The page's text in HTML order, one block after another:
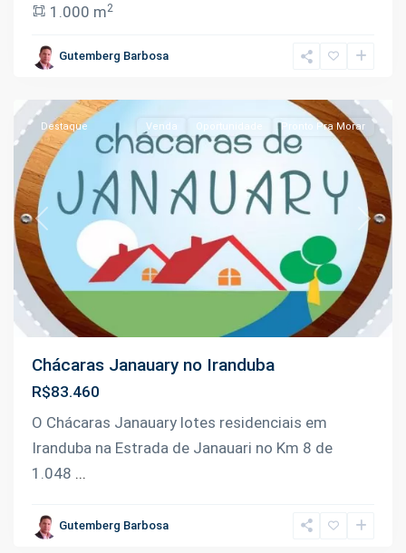
1.000 m2
Gutemberg Barbosa
Janauari,
Previous Next
Destaque Venda Oportunidade Pronto Pra Morar
Chácaras Janauary no Iranduba
R$83.460
O Chácaras Janauary lotes residenciais em
Iranduba na Estrada de Janauari no Km 8 de
1.048 ...
Gutemberg Barbosa
Rio
da